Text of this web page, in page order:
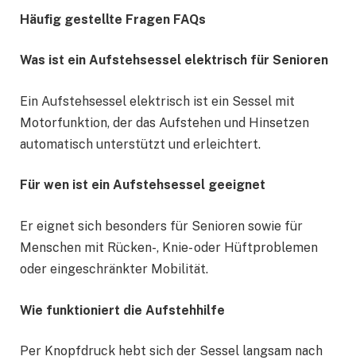
Häufig gestellte Fragen FAQs
Was ist ein Aufstehsessel elektrisch für Senioren
Ein Aufstehsessel elektrisch ist ein Sessel mit
Motorfunktion, der das Aufstehen und Hinsetzen
automatisch unterstützt und erleichtert.
Für wen ist ein Aufstehsessel geeignet
Er eignet sich besonders für Senioren sowie für
Menschen mit Rücken-, Knie- oder Hüftproblemen
oder eingeschränkter Mobilität.
Wie funktioniert die Aufstehhilfe
Per Knopfdruck hebt sich der Sessel langsam nach